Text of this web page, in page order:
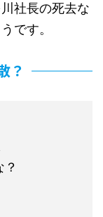
社長の死去な
です。
？